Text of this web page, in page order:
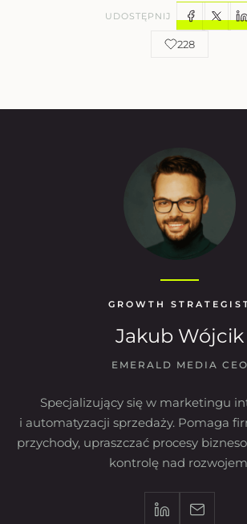
UDOSTĘPNIJ
228
GROWTH
Jakub Wójcik
EMERALD MEDIA CEO
Specjalizujący się w marketingu
i automatyzacji sprzedaży. Pomaga
przychody, upraszczać procesy
kontrolę nad